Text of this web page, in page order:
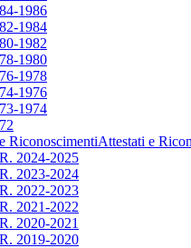
1986
1984
1982
1980
1978
1976
1974
RiconoscimentiAttestati e
2024-2025
2023-2024
2022-2023
2021-2022
2020-2021
2019-2020